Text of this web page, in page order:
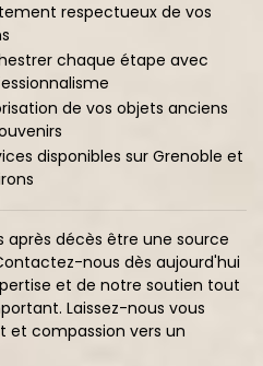
respectueux de vos
chaque étape avec
de vos objets anciens
disponibles sur Grenoble et
après décès être une source
nous dès aujourd'hui
et de notre soutien tout
Laissez-nous vous
compassion vers un